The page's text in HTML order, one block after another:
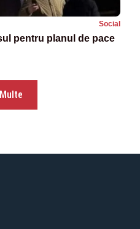
Social
pentru planul de pace